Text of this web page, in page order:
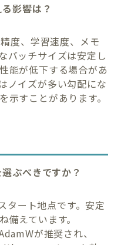
影響は？
度、学習速度、メモ
バッチサイズは安定し
能が低下する場合があ
ノイズが多い勾配にな
示すことがあります。
ぶべきですか？
タート地点です。安定
備えています。
が推奨され、